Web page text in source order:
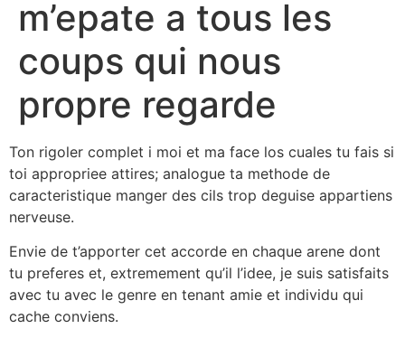
m’epate a tous les
coups qui nous
propre regarde
Ton rigoler complet i moi et ma face los cuales tu fais si
toi appropriee attires; analogue ta methode de
caracteristique manger des cils trop deguise appartiens
nerveuse.
Envie de t’apporter cet accorde en chaque arene dont
tu preferes et, extremement qu’il l’idee, je suis satisfaits
avec tu avec le genre en tenant amie et individu qui
cache conviens.